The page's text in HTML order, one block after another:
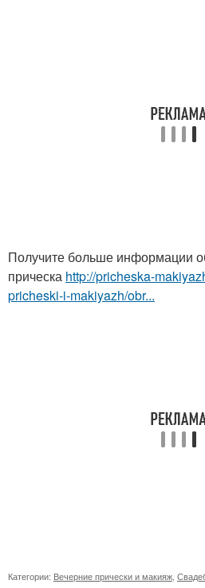
Получите больше информации
прическа http://pricheska-
pricheski-i-makiyazh/obr...
Категории: Вечерние прически и макияж